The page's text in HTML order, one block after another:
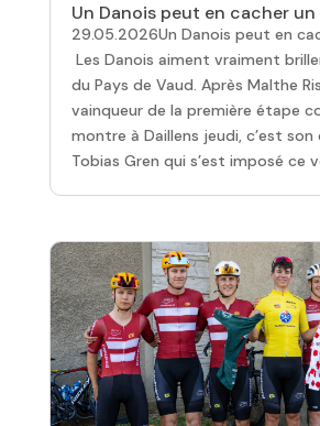
Un Danois peut en cacher
29.05.2026Un Danois peut en
Les Danois aiment vraiment
du Pays de Vaud. Après Malthe
vainqueur de la première étape
montre à Daillens jeudi, c’est
Tobias Gren qui s’est imposé ce